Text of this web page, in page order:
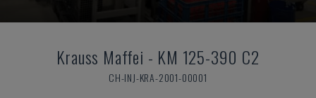
Krauss Maffei - KM 125-390 C2
CH-INJ-KRA-2001-00001